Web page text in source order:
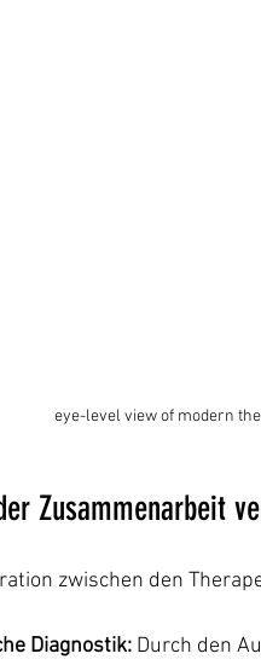
eye-level view of modern
Zusammenarbeit
zwischen den
Diagnostik: Durch den